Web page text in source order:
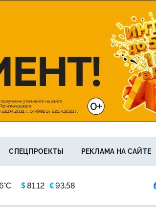
$81,12 €93,58
СПЕЦПРОЕКТЫ РЕКЛАМА НА САЙТЕ